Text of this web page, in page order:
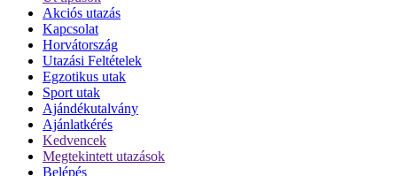
Akciós utazás
Kapcsolat
Horvátország
Utazási Feltételek
Egzotikus utak
Sport utak
Ajándékutalvány
Ajánlatkérés
Kedvencek
Megtekintett utazások
Belépés